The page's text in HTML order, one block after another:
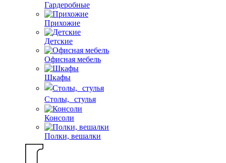
Гардеробные
Прихожие
Детские
Офисная мебель
Шкафы
Столы, стулья
Консоли
Полки, вешалки